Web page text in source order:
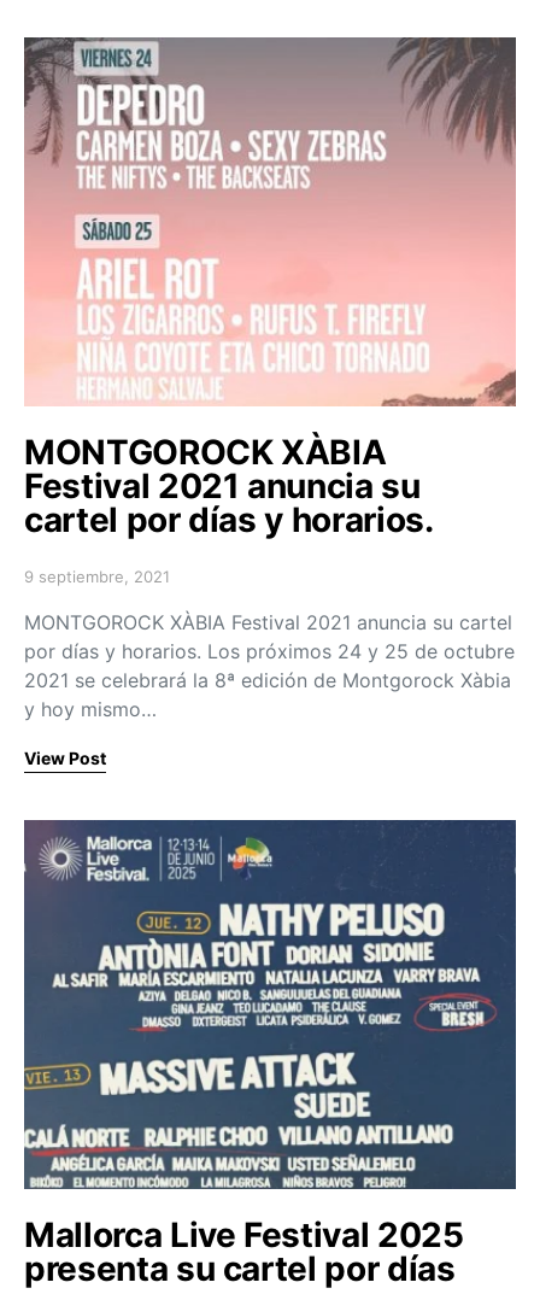
MONTGOROCK XÀBIA
Festival 2021 anuncia su
cartel por días y horarios.
Posted on
9 septiembre, 2021
MONTGOROCK XÀBIA Festival 2021 anuncia su cartel
por días y horarios. Los próximos 24 y 25 de octubre
2021 se celebrará la 8ª edición de Montgorock Xàbia
y hoy mismo…
View Post
Mallorca Live Festival 2025
presenta su cartel por días